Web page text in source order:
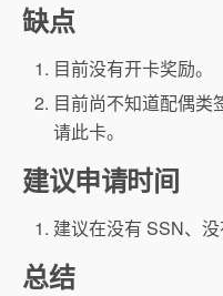
缺点
目前没有开卡奖励。
目前尚不知道配偶类
请此卡。
建议申请时间
建议在没有 SSN、没
总结